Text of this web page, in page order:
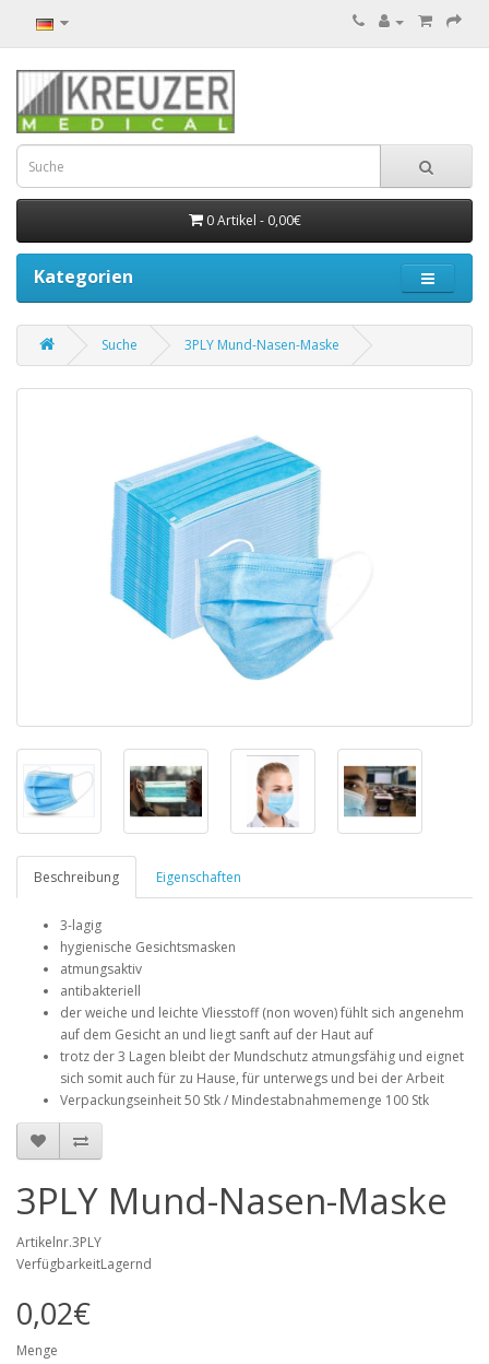
0 Artikel - 0,00€
Kategorien
Suche 3PLY Mund-Nasen-Maske
Beschreibung Eigenschaften
3-lagig
hygienische Gesichtsmasken
atmungsaktiv
antibakteriell
der weiche und leichte Vliesstoff (non woven) fühlt sich angenehm
auf dem Gesicht an und liegt sanft auf der Haut auf
trotz der 3 Lagen bleibt der Mundschutz atmungsfähig und eignet
sich somit auch für zu Hause, für unterwegs und bei der Arbeit
Verpackungseinheit 50 Stk / Mindestabnahmemenge 100 Stk
3PLY Mund-Nasen-Maske
Artikelnr.3PLY
VerfügbarkeitLagernd
0,02€
Menge